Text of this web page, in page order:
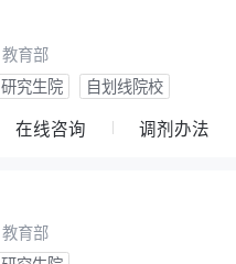
教育部
研究生院 自划线院校
在线咨询 调剂办法
教育部